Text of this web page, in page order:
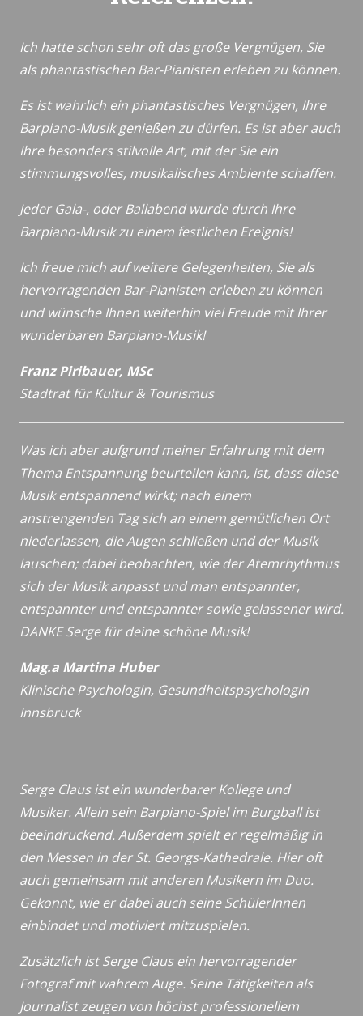
Ich hatte schon sehr oft das große Vergnügen, Sie
als phantastischen Bar-Pianisten erleben zu können.
Es ist wahrlich ein phantastisches Vergnügen, Ihre
Barpiano-Musik genießen zu dürfen. Es ist aber auch
Ihre besonders stilvolle Art, mit der Sie ein
stimmungsvolles, musikalisches Ambiente schaffen.
Jeder Gala-, oder Ballabend wurde durch Ihre
Barpiano-Musik zu einem festlichen Ereignis!
Ich freue mich auf weitere Gelegenheiten, Sie als
hervorragenden Bar-Pianisten erleben zu können
und wünsche Ihnen weiterhin viel Freude mit Ihrer
wunderbaren Barpiano-Musik!
Franz Piribauer, MSc
Stadtrat für Kultur & Tourismus
Was ich aber aufgrund meiner Erfahrung mit dem
Thema Entspannung beurteilen kann, ist, dass diese
Musik entspannend wirkt; nach einem
anstrengenden Tag sich an einem gemütlichen Ort
niederlassen, die Augen schließen und der Musik
lauschen; dabei beobachten, wie der Atemrhythmus
sich der Musik anpasst und man entspannter,
entspannter und entspannter sowie gelassener wird.
DANKE Serge für deine schöne Musik!
Mag.a Martina Huber
Klinische Psychologin, Gesundheitspsychologin
Innsbruck
Serge Claus ist ein wunderbarer Kollege und
Musiker. Allein sein Barpiano-Spiel im Burgball ist
beeindruckend. Außerdem spielt er regelmäßig in
den Messen in der St. Georgs-Kathedrale. Hier oft
auch gemeinsam mit anderen Musikern im Duo.
Gekonnt, wie er dabei auch seine SchülerInnen
einbindet und motiviert mitzuspielen.
Zusätzlich ist Serge Claus ein hervorragender
Fotograf mit wahrem Auge. Seine Tätigkeiten als
Journalist zeugen von höchst professionellem